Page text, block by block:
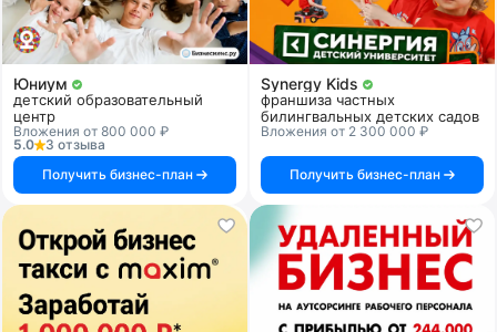
Юниум
детский образовательный
центр
Вложения от 800 000 ₽
5.0
3 отзыва
Получить бизнес-план
Synergy Kids
франшиза частных
билингвальных детских садов
Вложения от 2 300 000 ₽
Получить бизнес-план